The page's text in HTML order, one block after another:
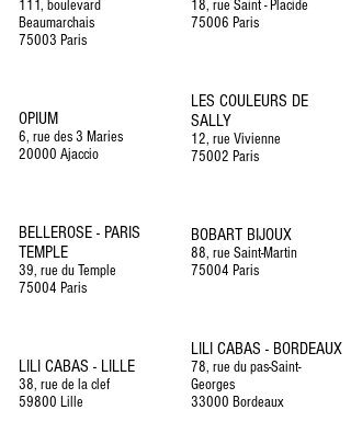
111, boulevard
Beaumarchais
75003 Paris
OPIUM
6, rue des 3 Maries
20000 Ajaccio
BELLEROSE - PARIS
TEMPLE
39, rue du Temple
75004 Paris
LILI CABAS - LILLE
38, rue de la clef
59800 Lille
18, rue Saint - Placide
75006 Paris
LES COULEURS DE
SALLY
12, rue Vivienne
75002 Paris
BOBART BIJOUX
88, rue Saint-Martin
75004 Paris
LILI CABAS - BORDEAUX
78, rue du pas-Saint-
Georges
33000 Bordeaux